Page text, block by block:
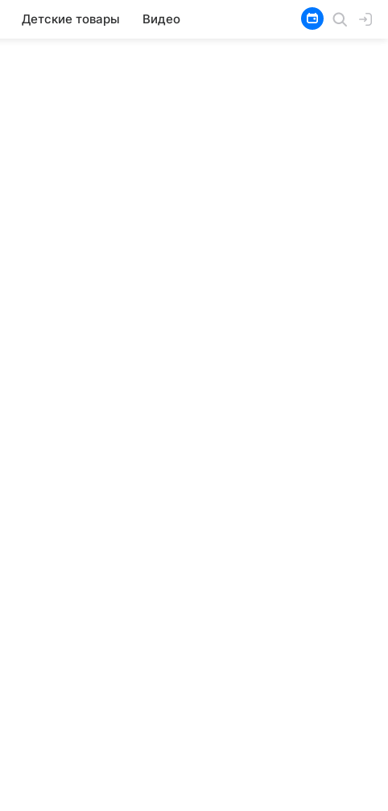
Детские товары Видео